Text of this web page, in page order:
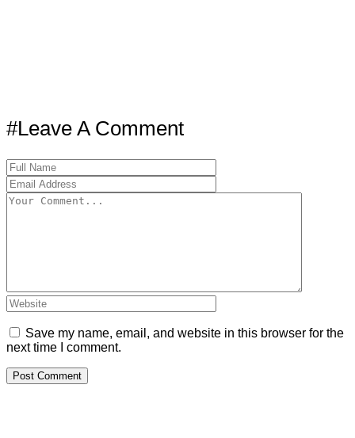
#Leave A Comment
Save my name, email, and website in this browser for the
next time I comment.